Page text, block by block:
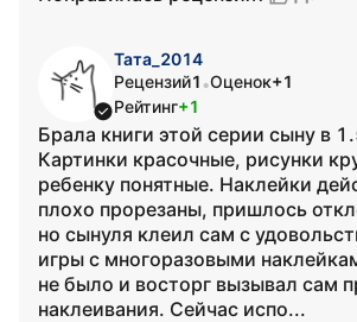
Тата_2014
Рецензий1 •Оценок+1
Рейтинг+1
Брала книги этой серии сыну в
Картинки красочные, рисунки
ребенку понятные. Наклейки
плохо прорезаны, пришлось
но сынуля клеил сам с
игры с многоразовыми
не было и восторг вызывал сам
наклеивания. Сейчас испо...